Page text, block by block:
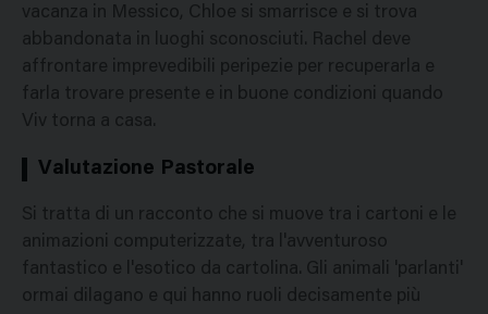
vacanza in Messico, Chloe si smarrisce e si trova
abbandonata in luoghi sconosciuti. Rachel deve
affrontare imprevedibili peripezie per recuperarla e
farla trovare presente e in buone condizioni quando
Viv torna a casa.
Valutazione Pastorale
Si tratta di un racconto che si muove tra i cartoni e le
animazioni computerizzate, tra l'avventuroso
fantastico e l'esotico da cartolina. Gli animali 'parlanti'
ormai dilagano e qui hanno ruoli decisamente più